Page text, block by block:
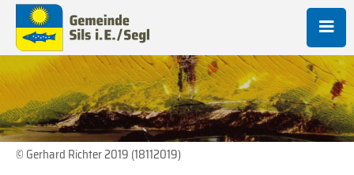
© Gerhard Richter 2019 (18112019)